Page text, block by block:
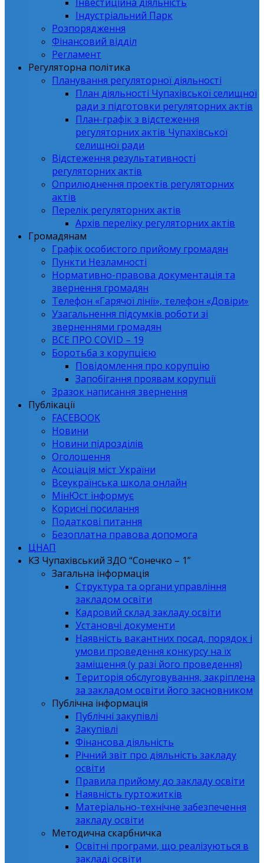
Індустріальний Парк
Розпорядження
Фінансовий відділ
Регламент
Регуляторна політика
Планування регуляторної діяльності
План діяльності Чупахівської селищної
ради з підготовки регуляторних актів
План-графік з відстеження
регуляторних актів Чупахівської
селищної ради
Відстеження результативності
регуляторних актів
Оприлюднення проектів регуляторних
актів
Перелік регуляторних актів
Архів переліку регуляторних актів
Громадянам
Графік особистого прийому громадян
Пункти Незламності
Нормативно-правова документація та
звернення громадян
Телефон «Гарячої лінії», телефон «Довіри»
Узагальнення підсумків роботи зі
зверненнями громадян
ВСЕ ПРО СОVID – 19
Боротьба з корупцією
Повідомлення про корупцію
Запобігання проявам корупції
Зразок написання звернення
Публікації
FACEBOOK
Новини
Новини підрозділів
Оголошення
Асоціація міст України
Всеукраїнська школа онлайн
МінЮст інформує
Корисні посилання
Податкові питання
Безоплатна правова допомога
ЦНАП
КЗ Чупахівський ЗДО “Сонечко – 1”
Загальна інформація
Структура та органи управління
закладом освіти
Кадровий склад закладу освіти
Установчі документи
Наявність вакантних посад, порядок і
умови проведення конкурсу на їх
заміщення (у разі його проведення)
Територія обслуговування, закріплена
за закладом освіти його засновником
Публічна інформація
Публічні закупівлі
Закупівлі
Фінансова діяльність
Річний звіт про діяльність закладу
освіти
Правила прийому до закладу освіти
Наявність гуртожитків
Матеріально-технічне забезпечення
закладу освіти
Методична скарбничка
Освітні програми, що реалізуються в
закладі освіти